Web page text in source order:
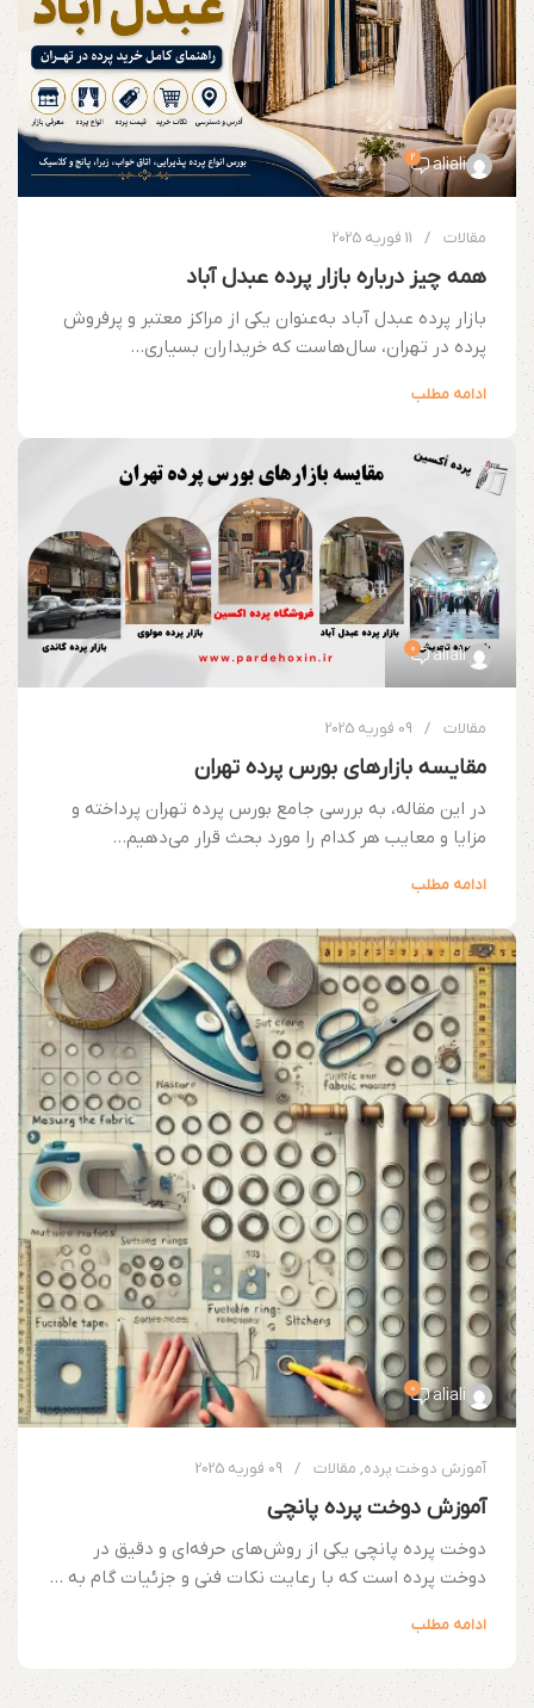
aliali
2
مقالات 11 فوریه 2025
همه چیز درباره بازار پرده عبدل آباد
بازار پرده عبدل آباد به‌عنوان یکی از مراکز معتبر و پرفروش
پرده در تهران، سال‌هاست که خریداران بسیاری...
ادامه مطلب
aliali
0
مقالات 09 فوریه 2025
مقایسه بازارهای بورس پرده تهران
در این مقاله، به بررسی جامع بورس پرده تهران پرداخته و
مزایا و معایب هر کدام را مورد بحث قرار می‌دهیم...
ادامه مطلب
aliali
0
آموزش دوخت پرده, مقالات 09 فوریه 2025
آموزش دوخت پرده پانچی
دوخت پرده پانچی یکی از روش‌های حرفه‌ای و دقیق در
دوخت پرده است که با رعایت نکات فنی و جزئیات گام به ...
ادامه مطلب